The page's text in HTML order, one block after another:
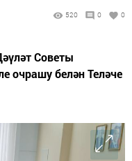
520 0 0
Советы
очрашу белән Теләче